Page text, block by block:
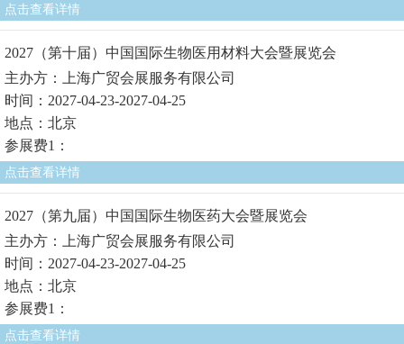
点击查看详情
2027（第十届）中国国际生物医用材料大会暨展览会
主办方：上海广贸会展服务有限公司
时间：2027-04-23-2027-04-25
地点：北京
参展费1：
点击查看详情
2027（第九届）中国国际生物医药大会暨展览会
主办方：上海广贸会展服务有限公司
时间：2027-04-23-2027-04-25
地点：北京
参展费1：
点击查看详情